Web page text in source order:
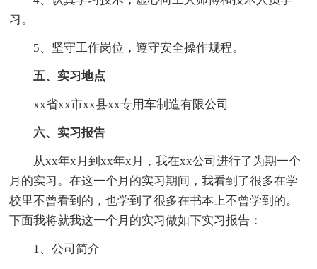
习。
5、坚守工作岗位，遵守安全操作规程。
五、实习地点
xx省xx市xx县xx专用车制造有限公司
六、实习报告
从xx年x月到xx年x月，我在xx公司进行了为期一个
月的实习。在这一个月的实习期间，我看到了很多在学
校里不曾看到的，也学到了很多在书本上不曾学到的。
下面我将就我这一个月的实习做如下实习报告：
1、公司简介